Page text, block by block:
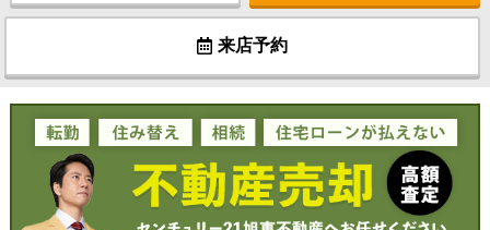
来店予約